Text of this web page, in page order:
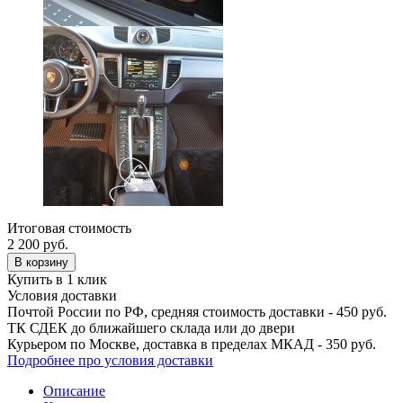
Итоговая стоимость
2 200 руб.
В корзину
Купить в 1 клик
Условия доставки
Почтой России по РФ, средняя стоимость доставки - 450 руб.
ТК СДЕК до ближайшего склада или до двери
Курьером по Москве, доставка в пределах МКАД - 350 руб.
Подробнее про условия доставки
Описание